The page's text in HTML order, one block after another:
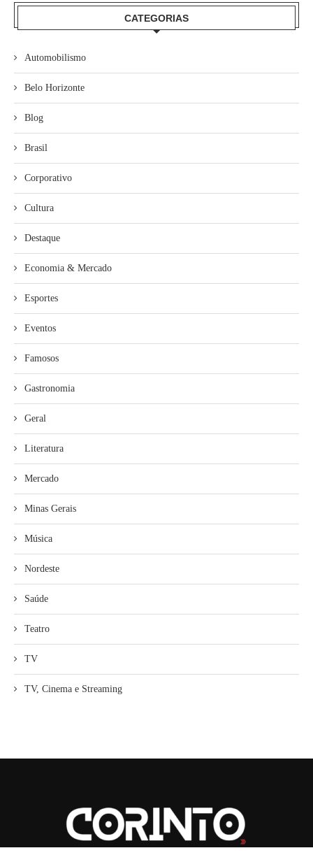
CATEGORIAS
Automobilismo
Belo Horizonte
Blog
Brasil
Corporativo
Cultura
Destaque
Economia & Mercado
Esportes
Eventos
Famosos
Gastronomia
Geral
Literatura
Mercado
Minas Gerais
Música
Nordeste
Saúde
Teatro
TV
TV, Cinema e Streaming